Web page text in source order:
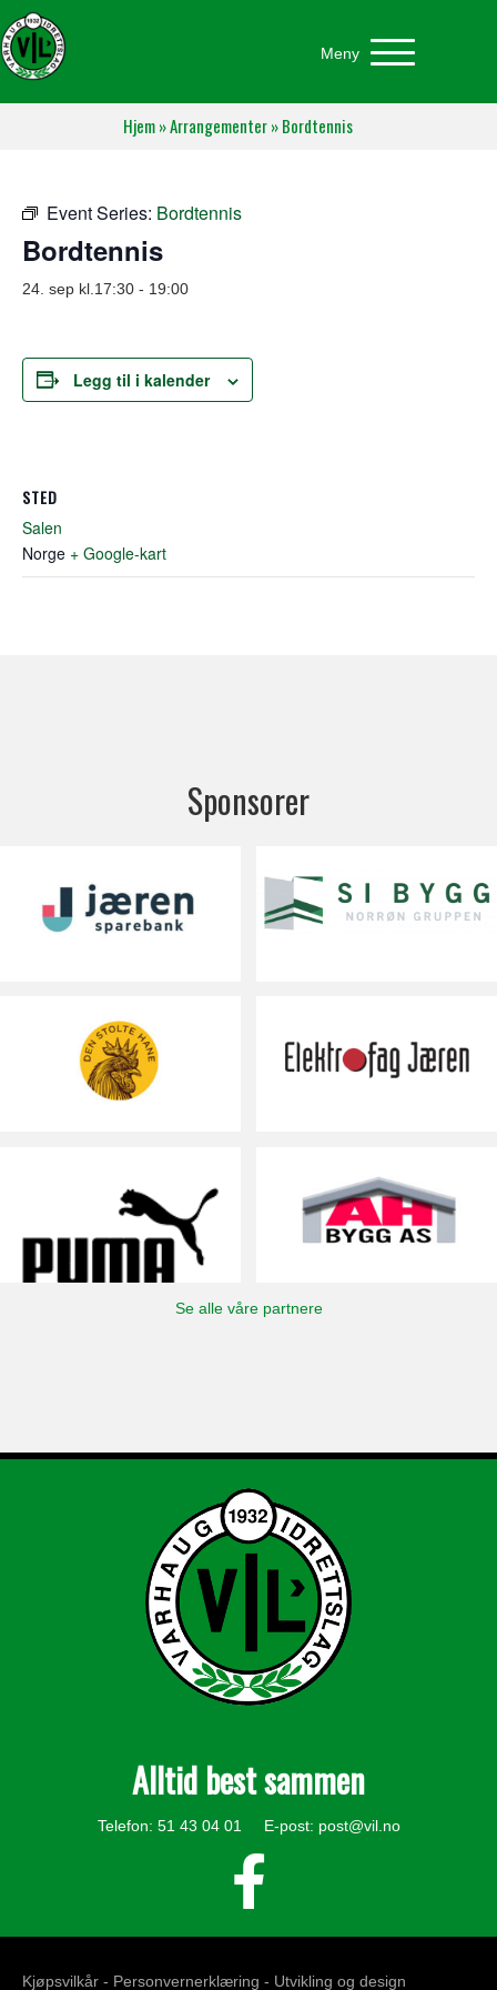
Meny
Hjem»Arrangementer»Bordtennis
Event Series: Bordtennis
Bordtennis
24. sep kl.17:30 - 19:00
Legg til i kalender
STED
Salen
Norge + Google-kart
Sponsorer
Se alle våre partnere
Alltid best sammen
Telefon: 51 43 04 01 E-post: post@vil.no
Kjøpsvilkår - Personvernerklæring - Utvikling og design